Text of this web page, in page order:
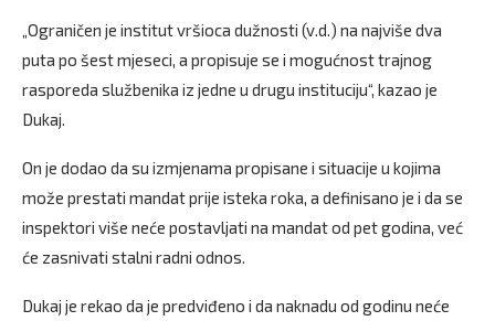
„Ograničen je institut vršioca dužnosti (v.d.) na najviše dva
puta po šest mjeseci, a propisuje se i mogućnost trajnog
rasporeda službenika iz jedne u drugu instituciju“, kazao je
Dukaj.
On je dodao da su izmjenama propisane i situacije u kojima
može prestati mandat prije isteka roka, a definisano je i da se
inspektori više neće postavljati na mandat od pet godina, već
će zasnivati stalni radni odnos.
Dukaj je rekao da je predviđeno i da naknadu od godinu neće